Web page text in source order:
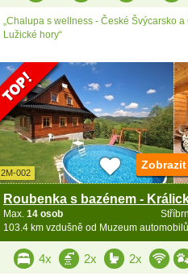
„Chalupa s wellness - České Švýcarsko a
Lužické hory“
2M-002
Max. 14 osob
4x 2x 2x